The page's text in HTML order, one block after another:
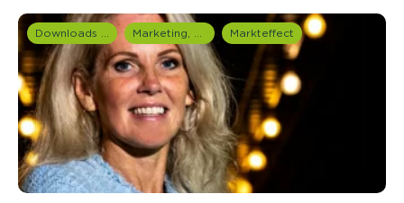
Downloads en rapportages Marketing, media & PR Markteffect